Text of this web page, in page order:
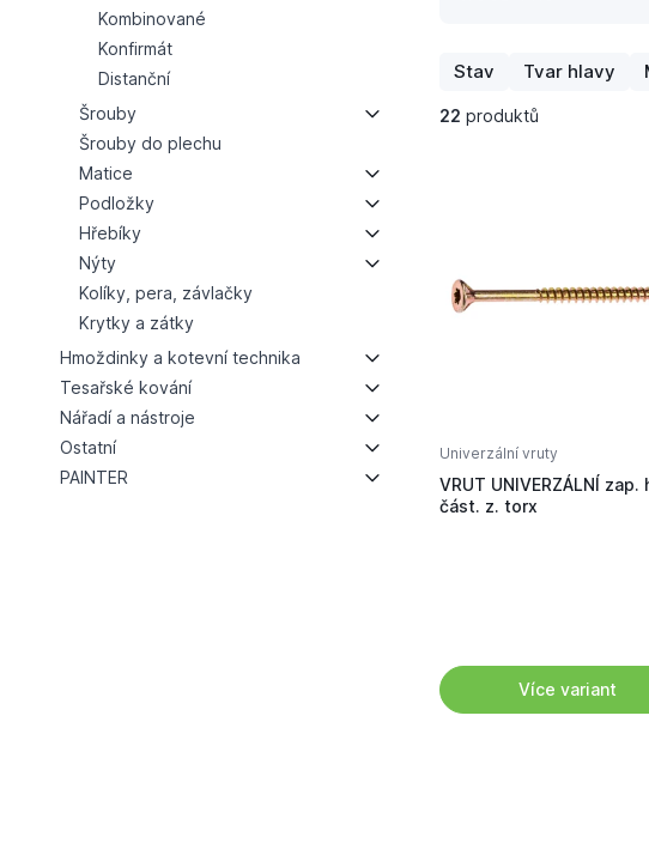
Kombinované
Konfirmát
Distanční
Šrouby
Šrouby do plechu
Matice
Podložky
Hřebíky
Nýty
Kolíky, pera, závlačky
Krytky a zátky
Hmoždinky a kotevní technika
Tesařské kování
Nářadí a nástroje
Ostatní
PAINTER
Stav Tvar hlavy
22 produktů
Univerzální vruty
VRUT UNIVERZÁLNÍ zap.
část. z. torx
Více variant